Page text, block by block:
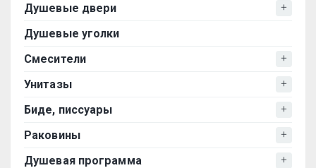
Душевые двери
Душевые уголки
Смесители
Унитазы
Биде, писсуары
Раковины
Душевая программа